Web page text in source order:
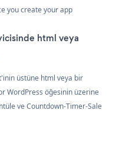
you create your app
html veya
üstüne html veya bir
WordPress öğesinin üzerine
ve Countdown-Timer-Sale